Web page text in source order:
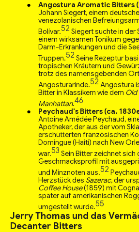
Angostura Aromatic Bitters
Johann Siegert, einem
venezolanischen
Bolívar.52 Siegert suchte in der
einem wirksamen Tonikum
Darm-Erkrankungen und die
Truppen.52 Seine Rezeptur
tropischen Kräutern und
trotz des namensgebenden
Angosturarinde.52 Angostura
Bitter in Klassikern wie dem Old
Manhattan.46
Peychaud's Bitters (ca.
Antoine Amédée Peychaud,
Apotheker, der aus der vom
erschütterten französischen
Domingue (Haiti) nach New
war.53 Sein Bitter zeichnet sich
Geschmacksprofil mit
und Minznoten aus.52
Herzstück des Sazerac, der
Coffee House(1859) mit
später auf amerikanischen
umgestellt wurde.55
Jerry Thomas und das
Decanter Bitters